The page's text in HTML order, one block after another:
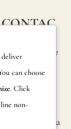
CONTAC
Calle Alheli, 7
29730 Rincón
de la Victoria
España
hola@jamesma
deliver
can choose
. Click
non-